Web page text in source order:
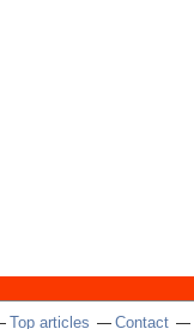
Top articles Contact